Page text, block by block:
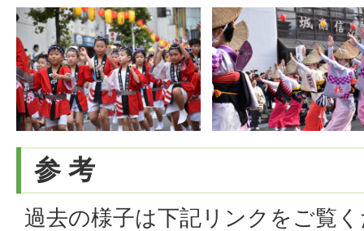
参 考
過去の様子は下記リンクをご覧